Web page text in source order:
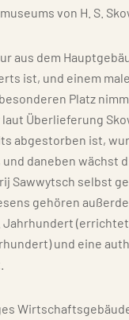
von H. S.
aus dem
ist, und einem
Platz
Überlieferung
abgestorben ist,
daneben wächst
Sawwytsch selbst
gehören
Jahrhundert
und eine